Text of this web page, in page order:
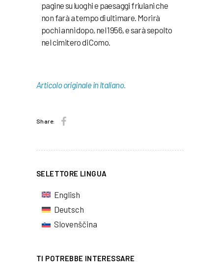
pagine su luoghi e paesaggi friulani che
non farà a tempo di ultimare. Morirà
pochi anni dopo, nel 1956, e sarà sepolto
nel cimitero di Como.
Articolo originale in Italiano.
Share:
SELETTORE LINGUA
English
Deutsch
Slovenščina
TI POTREBBE INTERESSARE